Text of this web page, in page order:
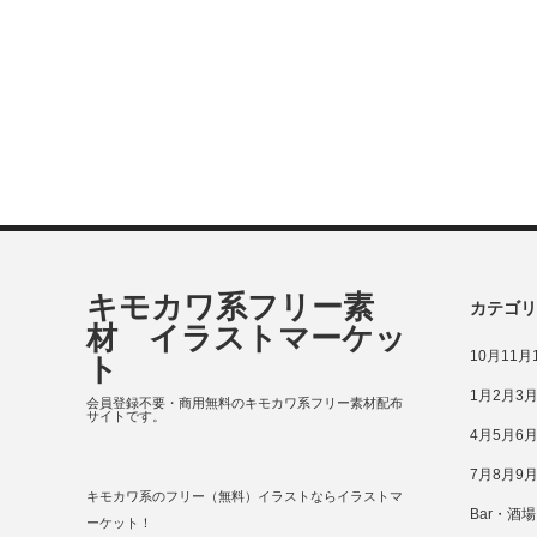
カテゴ
10月11月
1月2月3
4月5月6
7月8月9
Bar・酒場
キモカワ系フリー素
材 イラストマーケッ
ト
会員登録不要・商用無料のキモカワ系フリー素材配布
サイトです。
キモカワ系のフリー（無料）イラストならイラストマ
ーケット！